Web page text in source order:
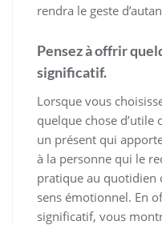
rendra le geste
Pensez à offrir
significatif.
Lorsque vous
quelque chose
un présent qui
à la personne qui le
pratique au quotidien
sens émotionnel. En
significatif, vous